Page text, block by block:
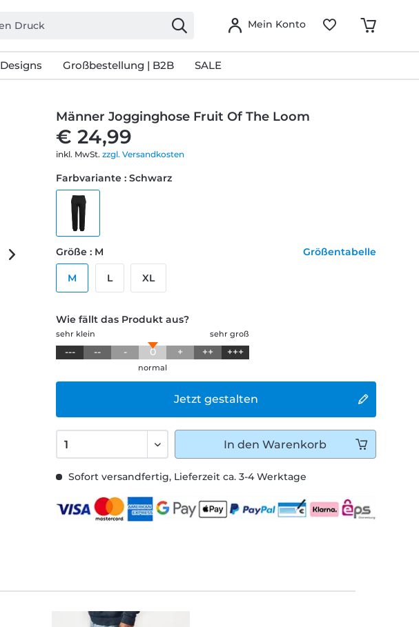
Mein Konto
Designs Großbestellung | B2B SALE
Männer Jogginghose Fruit Of The Loom
€ 24,99
inkl. MwSt.zzgl. Versandkosten
Sofort versandfertig, Lieferzeit ca. 3-4 Werktage
Jetzt gestalten
Farbvariante : Schwarz
Größe : M Größentabelle
M L XL
Wie fällt das Produkt aus?
sehr groß
sehr klein
--- -- - 0 + ++ +++
normal
In den Warenkorb